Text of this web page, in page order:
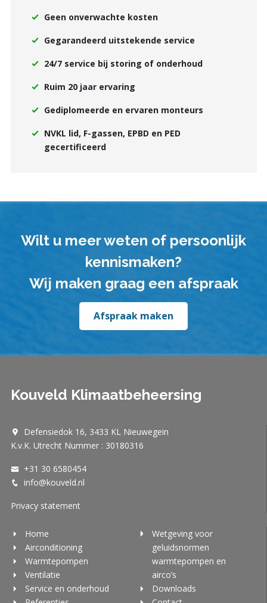
Geen onverwachte kosten
Gegarandeerd uitstekende service
24/7 service bij storing of onderhoud
Ruim 20 jaar ervaring
Gediplomeerde en ervaren monteurs
NVKL lid, F-gassen, EPBD en PED
gecertificeerd
Wilt u meer weten of persoonlijk
kennismaken?
Wij maken graag een afspraak
Afspraak maken
Kouveld Klimaatbeheersing
Defensiedok 16, 3433 KL Nieuwegein
K.v.K. Utrecht Nummer : 30180316
+31 30 6580454
info@kouveld.nl
Privacy statement
Home
Airconditioning
Warmtepompen
Ventilatie
Service en onderhoud
Wetgeving voor
geluidsnormen
warmtepompen en
airco’s
Downloads